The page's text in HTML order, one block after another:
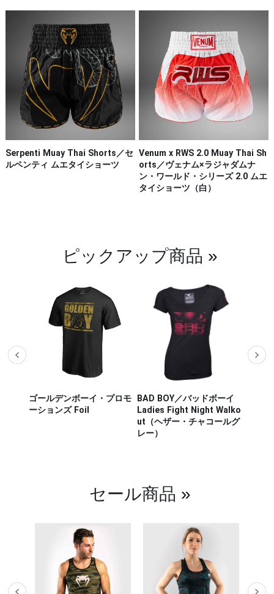
Serpenti Muay Thai Shorts／セ
ルペンティ ムエタイショーツ
Venum x RWS 2.0 Muay Thai Sh
orts／ヴェナム×ラジャダムナ
ン・ワールド・シリーズ 2.0 ムエ
タイショーツ（白）
ピックアップ商品 »
ゴールデンボーイ・プロモ
ーションズ Foil
BAD BOY／バッドボーイ
Ladies Fight Night Walko
ut（ヘザー・チャコールグ
レー）
セール商品 »